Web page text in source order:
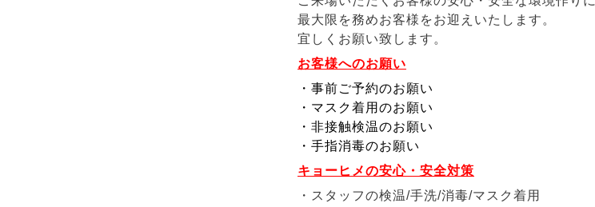
最大限を務めお客様をお迎えいたします。
宜しくお願い致します。
お客様へのお願い
・事前ご予約のお願い
・マスク着用のお願い
・非接触検温のお願い
・手指消毒のお願い
キョーヒメの安心・安全対策
・スタッフの検温/手洗/消毒/マスク着用